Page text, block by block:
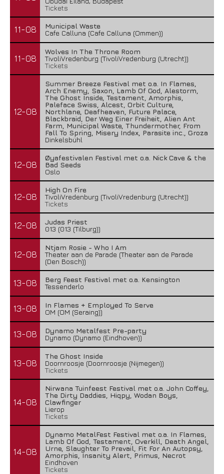
Tickets
11-08
Municipal Waste
Cafe Calluna (Cafe Calluna (Ommen))
11-08
Wolves In The Throne Room
TivoliVredenburg (TivoliVredenburg (Utrecht))
Tickets
12-08
Summer Breeze Festival met o.a. In Flames,
Arch Enemy, Saxon, Lamb Of God, Alestorm,
The Ghost Inside, Testament, Amorphis,
Paleface Swiss, Alcest, Orbit Culture,
Northlane, Deafheaven, Future Palace,
Blackbraid, Der Weg Einer Freiheit, Alien Ant
Farm, Municipal Waste, Thundermother, From
Fall To Spring, Misery Index, Parasite inc., Groza
Dinkelsbühl
12-08
Øyafestivalen Festival met o.a. Nick Cave & the
Bad Seeds
Oslo
12-08
High On Fire
TivoliVredenburg (TivoliVredenburg (Utrecht))
Tickets
12-08
Judas Priest
013 (013 (Tilburg))
12-08
Ntjam Rosie - Who I Am
Theater aan de Parade (Theater aan de Parade
(Den Bosch))
13-08
Berg Feest Festival met o.a. Kensington
Tessenderlo
13-08
In Flames + Employed To Serve
OM (OM (Seraing))
13-08
Dynamo Metalfest Pre-party
Dynamo (Dynamo (Eindhoven))
13-08
The Ghost Inside
Doornroosje (Doornroosje (Nijmegen))
Tickets
14-08
Nirwana Tuinfeest Festival met o.a. John Coffey,
The Dirty Daddies, Hiqpy, Wodan Boys,
Clawfinger
Lierop
Tickets
14-08
Dynamo MetalFest Festival met o.a. In Flames,
Lamb Of God, Testament, Overkill, Death Angel,
Urne, Slaughter To Prevail, Fit For An Autopsy,
Amorphis, Insanity Alert, Primus, Necrot
Eindhoven
Tickets